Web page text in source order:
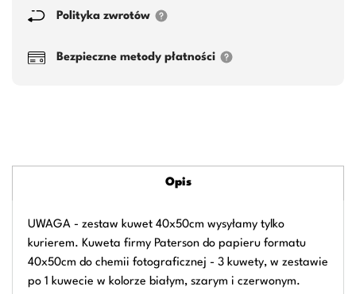
Polityka zwrotów
Bezpieczne metody płatności
Opis
UWAGA - zestaw kuwet 40x50cm wysyłamy tylko
kurierem. Kuweta firmy Paterson do papieru formatu
40x50cm do chemii fotograficznej - 3 kuwety, w zestawie
po 1 kuwecie w kolorze białym, szarym i czerwonym.